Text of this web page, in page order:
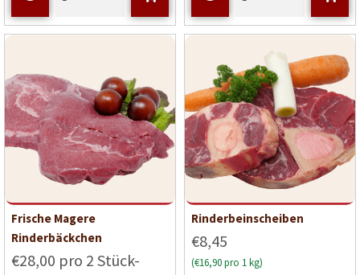
Frische Magere
Rinderbäckchen
€28,00 pro 2 Stück-
Rinderbeinscheiben
€8,45
(€16,90 pro 1 kg)